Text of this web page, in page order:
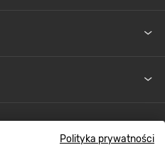
Polityka prywatności